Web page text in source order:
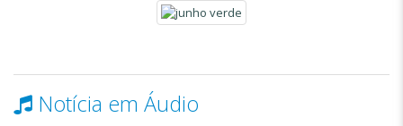
Notícia em Áudio